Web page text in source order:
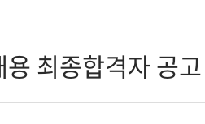
최종합격자 공고